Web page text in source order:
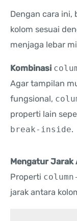
Dengan cara ini,
kolom sesuai
menjaga lebar
Kombinasi
Agar tampilan
fungsional,
properti lain
break-inside.
Mengatur Jarak
Properti
jarak antara